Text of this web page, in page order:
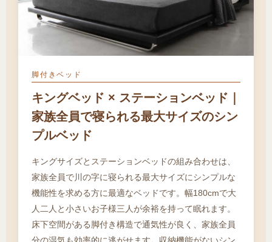
脚付きベッド
キングベッド × ステーションベッド｜
家族全員で寝られる最大サイズのシン
プルベッド
キングサイズとステーションベッドの組み合わせは、
家族全員で川の字に寝られる最大サイズにシンプルな
機能性を求める方に最適なベッドです。幅180cmで大
人二人と小さいお子様三人が余裕を持って眠れます。
床下空間がある脚付き構造で通気性が良く、家族全員